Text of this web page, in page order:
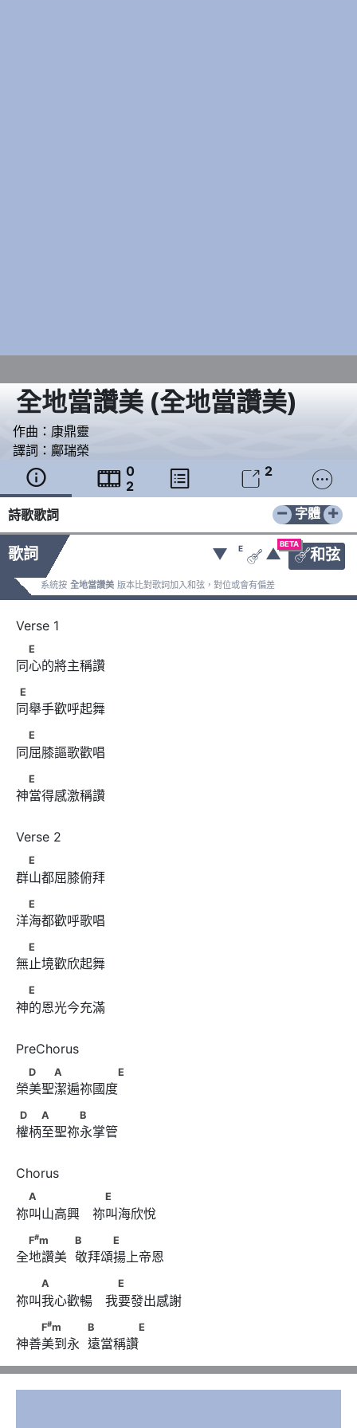
全地當讚美(全地當讚美)
作曲： 康鼎靈
譯詞： 鄺瑞榮
  0
2
  2 
詩歌歌詞 − +
字體
歌詞
BETA
和弦
▼ E
 ▲
系統按 全地當讚美 版本比對歌詞加入和弦，對位或會有偏差
E
E
同心的將主稱讚
E
E
同舉手歡呼起舞
E
E
同屈膝謳歌歡唱
E
E
神當得感激稱讚
E
E
群山都屈膝俯拜
E
E
洋海都歡呼歌唱
E
E
無止境歡欣起舞
E
E
神的恩光今充滿
D　　A　　　　　E
D A E
榮美聖潔遍祢國度
D　　A　　　B
D A B
權柄至聖祢永掌管
A　　　　 　E
A E
祢叫山高興　祢叫海欣悅
F# m　　　            B　　　E
F#m B E
全地讚美  敬拜頌揚上帝恩
A　　　　 　E
A E
祢叫我心歡暢　我要發出感謝
F# m　　　            B　　　　E
F#m B E
神善美到永  遠當稱讚